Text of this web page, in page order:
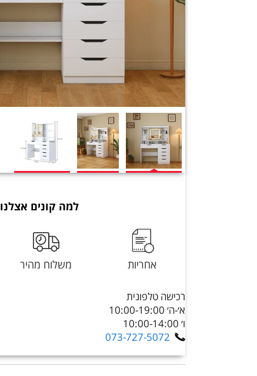
למה קונים אצלנו
אחריות משלוח מהיר
רכישה טלפונית
א׳-ה׳ 10:00-19:00
ו׳ 10:00-14:00
073-727-5072